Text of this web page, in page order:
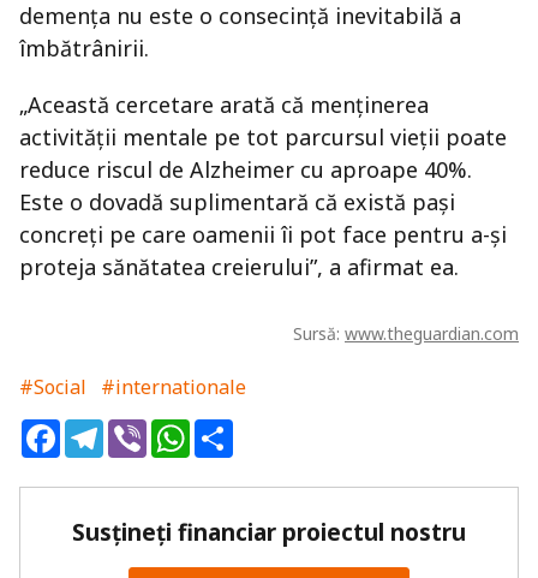
demența nu este o consecință inevitabilă a
îmbătrânirii.
„Această cercetare arată că menținerea
activității mentale pe tot parcursul vieții poate
reduce riscul de Alzheimer cu aproape 40%.
Este o dovadă suplimentară că există pași
concreți pe care oamenii îi pot face pentru a-și
proteja sănătatea creierului”, a afirmat ea.
Sursă: www.theguardian.com
#Social
#internationale
FacebookTelegram
ViberWhatsApp
Susțineți financiar proiectul nostru